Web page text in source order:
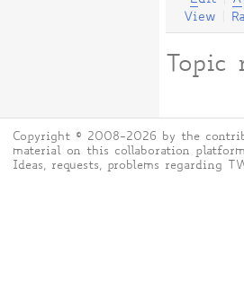
View
Ra
Copyright © 2008-2026 by the
material on this collaboration
Ideas, requests, problems regarding